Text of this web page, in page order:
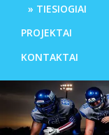
TIESIOGIAI
PROJEKTAI
KONTAKTAI